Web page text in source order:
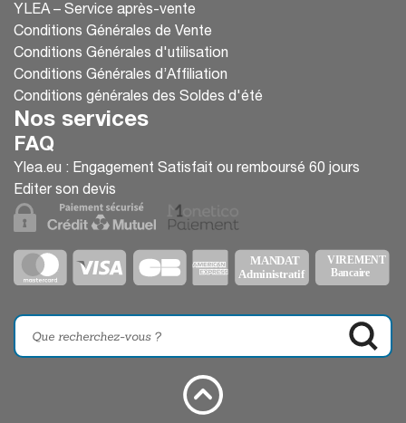
YLEA – Service après-vente
Conditions Générales de Vente
Conditions Générales d'utilisation
Conditions Générales d’Affiliation
Conditions générales des Soldes d'été
Nos services
FAQ
Ylea.eu : Engagement Satisfait ou remboursé 60 jours
Editer son devis